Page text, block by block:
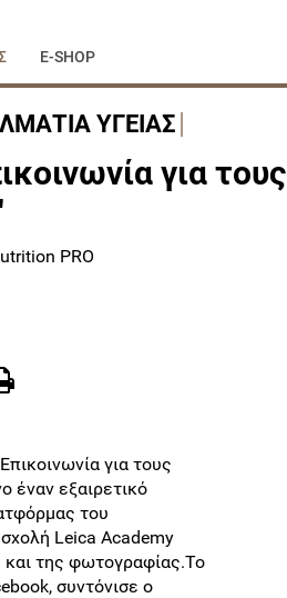
E-SHOP
ΥΓΕΙΑΣ
για τους
PRO
για τους
έναν εξαιρετικό
του
Leica Academy
της φωτογραφίας.Το
συντόνισε ο